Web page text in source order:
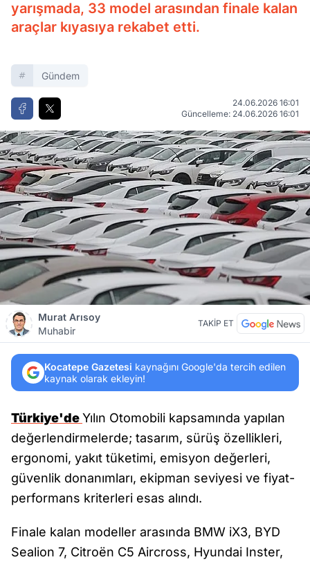
yarışmada, 33 model arasından finale kalan
araçlar kıyasıya rekabet etti.
Gündem
24.06.2026 16:01
Güncelleme: 24.06.2026 16:01
Murat Arısoy
Muhabir
TAKİP ET
Kocatepe Gazetesi kaynağını Google'da tercih edilen
kaynak olarak ekleyin!
Türkiye'deYılın Otomobili kapsamında yapılan
değerlendirmelerde; tasarım, sürüş özellikleri,
ergonomi, yakıt tüketimi, emisyon değerleri,
güvenlik donanımları, ekipman seviyesi ve fiyat-
performans kriterleri esas alındı.
Finale kalan modeller arasında BMW iX3, BYD
Sealion 7, Citroën C5 Aircross, Hyundai Inster,